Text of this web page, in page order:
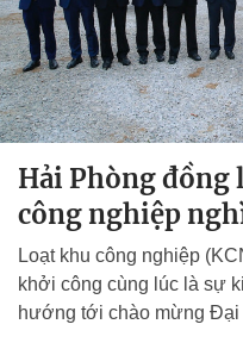
Hải Phòng đồng
công nghiệp
Loạt khu công nghiệp
khởi công cùng lúc là sự
hướng tới chào mừng Đại